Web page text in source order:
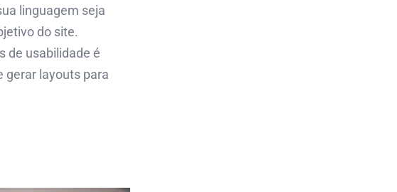
linguagem seja
do site.
de usabilidade é
gerar layouts para